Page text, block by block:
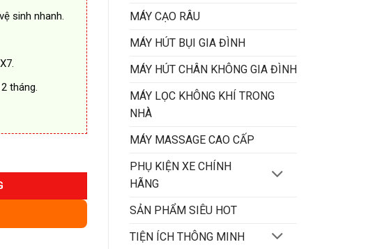
MÁY CẠO RÂU
MÁY HÚT BỤI GIA ĐÌNH
MÁY HÚT CHÂN KHÔNG GIA ĐÌNH
MÁY LỌC KHÔNG KHÍ TRONG
NHÀ
MÁY MASSAGE CAO CẤP
PHỤ KIỆN XE CHÍNH
HÃNG
SẢN PHẨM SIÊU HOT
TIỆN ÍCH THÔNG MINH
sinh nhanh.
tháng.
số lượng